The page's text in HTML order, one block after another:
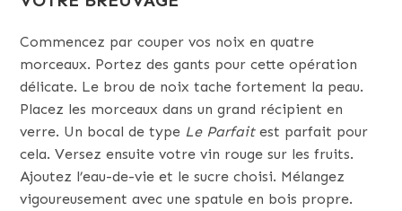
Commencez par couper vos noix en quatre
morceaux. Portez des gants pour cette opération
délicate. Le brou de noix tache fortement la peau.
Placez les morceaux dans un grand récipient en
verre. Un bocal de type Le Parfaitest parfait pour
cela. Versez ensuite votre vin rouge sur les fruits.
Ajoutez l’eau-de-vie et le sucre choisi. Mélangez
vigoureusement avec une spatule en bois propre.